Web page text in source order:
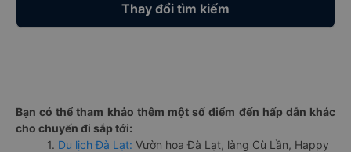
Thay đổi tìm kiếm
Bạn có thể tham khảo thêm một số điểm đến hấp dẫn khác
cho chuyến đi sắp tới:
1. Du lịch Đà Lạt: Vườn hoa Đà Lạt, làng Cù Lần, Happy